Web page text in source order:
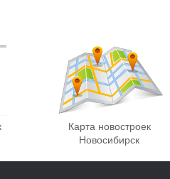
Карта новостроек
Новосибирск